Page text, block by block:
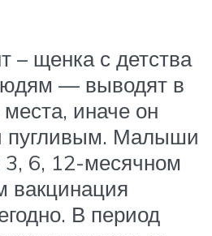
– щенка с детства
— выводят в
иначе он
пугливым. Малыши
6, 12-месячном
вакцинация
В период